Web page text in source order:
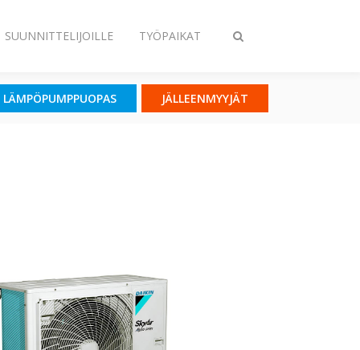
Vaihda
SUUNNITTELIJOILLE TYÖPAIKAT
LÄMPÖPUMPPUOPAS JÄLLEENMYYJÄT